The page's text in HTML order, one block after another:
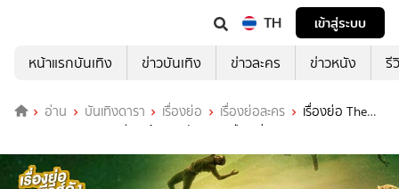
TH
เข้าสู่ระบบ
หน้าแรกบันเทิง
ข่าวบันเทิง ข่าวละคร ข่าวหนัง รี
อ่าน บันเทิงดารา เรื่องย่อ เรื่องย่อละคร
เรื่องย่อ The
100 Season 7 (100 ชีวิต กู้วิกฤติจักรวาล ปี 7) ช่อง MONO29